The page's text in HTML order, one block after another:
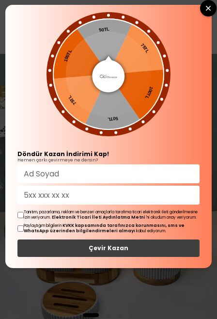
0
50TL
75TL
100TL
50TL
75TL
100TL
Döndür Kazan İndirimi Kap!
Hemen çarkı çevirmeye ne dersin?
Tanıtım, pazarlama, reklam ve benzeri amaçlarla tarafıma ticari elektronik ileti gönderilmesine
izin veriyorum.Elektronik Ticari İleti Aydınlatma Metni 'ni okudum onay veriyorum.
Paylaştığım bilgilerinKVKK kapsamında tarafınızca korunmasını, sms ve
WhatsApp üzerinden bilgilendirmeleri almayı kabul ediyorum.
Çevir Kazan